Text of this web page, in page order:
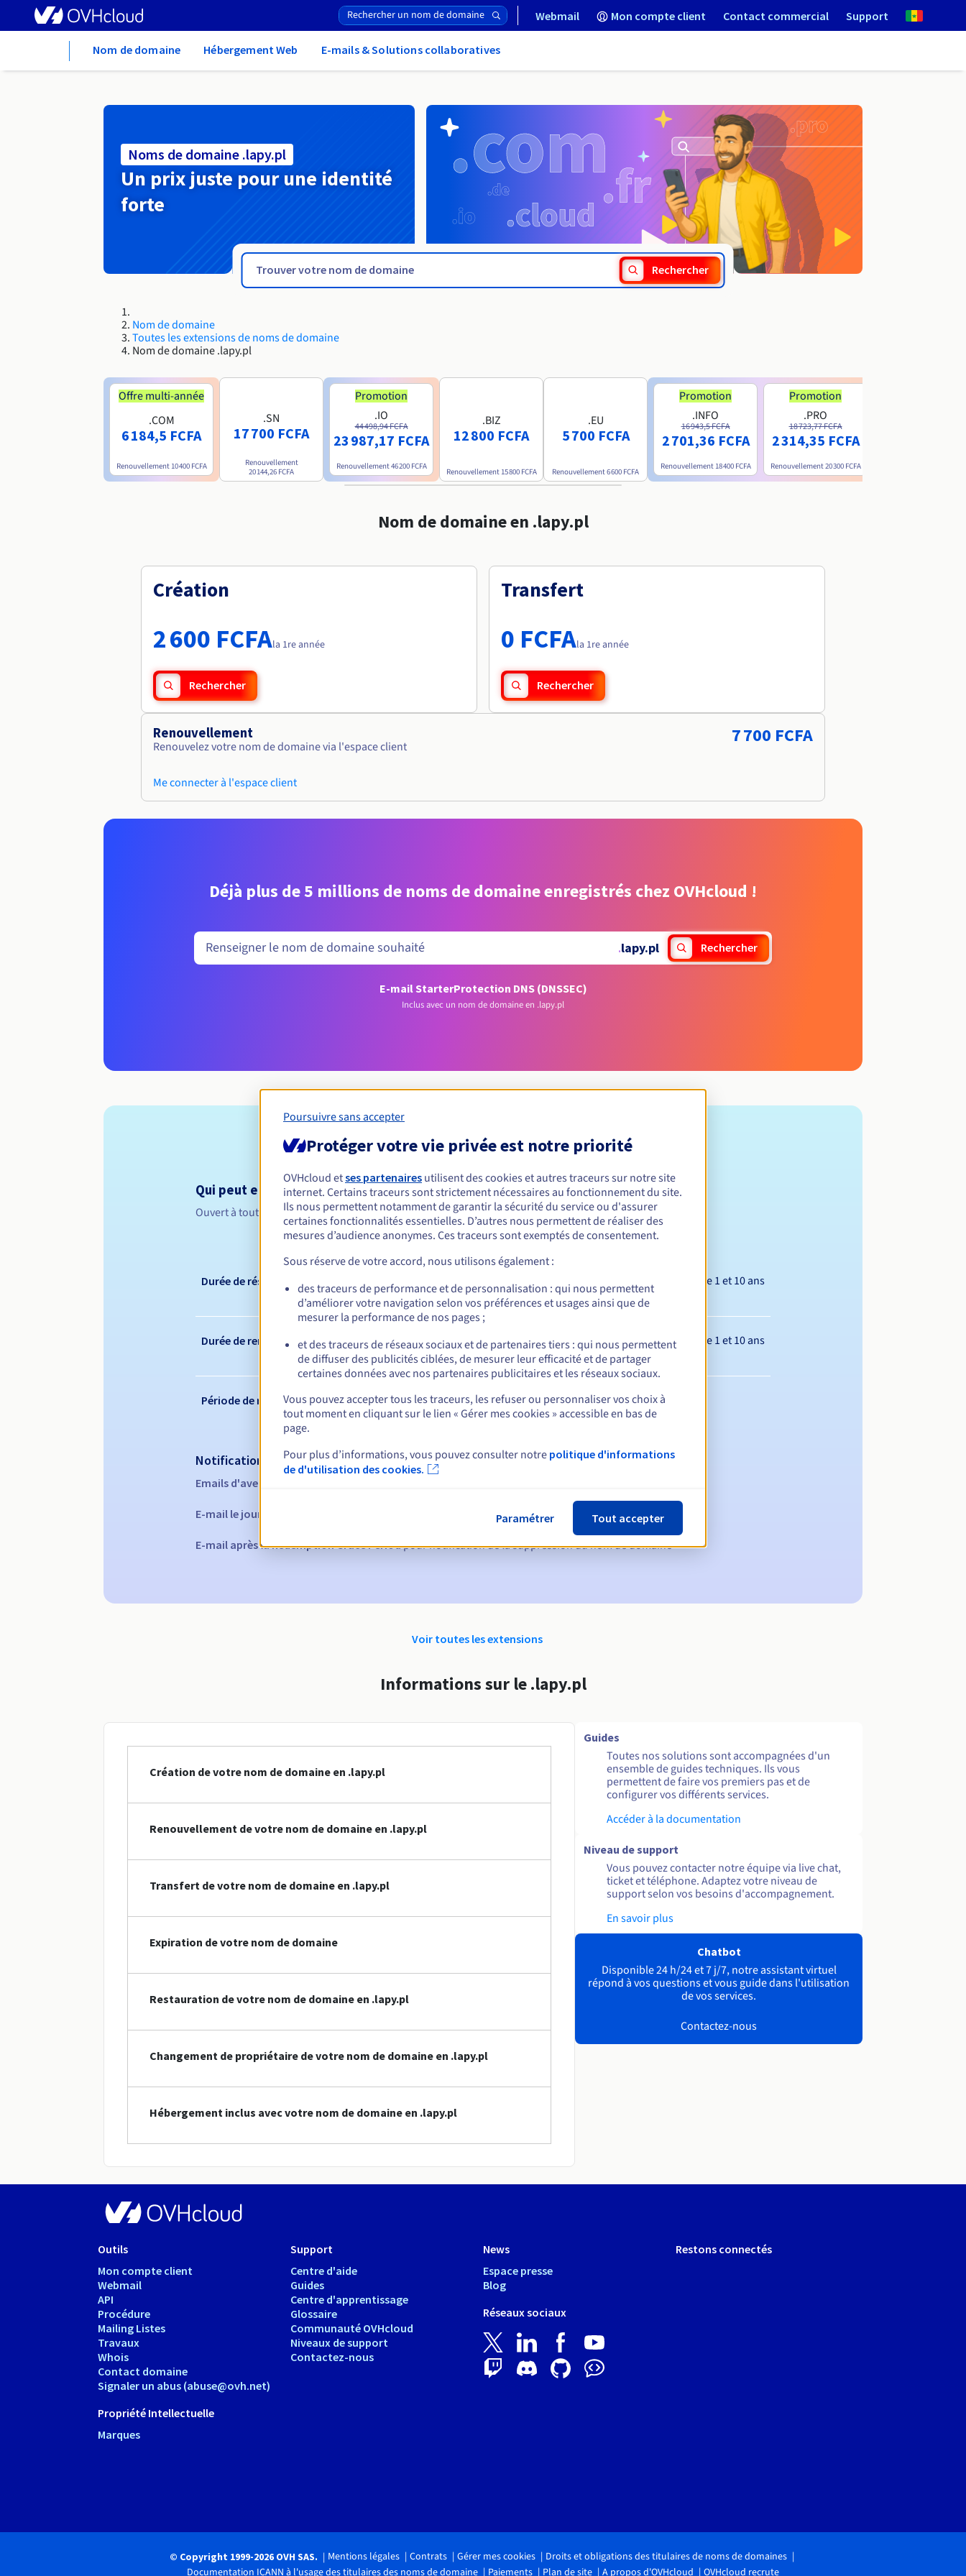
Webmail Mon compte client Contact commercial Support
Nom de domaine Hébergement Web E-mails & Solutions collaboratives
Noms de domaine .lapy.pl
Un prix juste pour une identité
forte
Rechercher
Nom de domaine
Toutes les extensions de noms de domaine
Nom de domaine .lapy.pl
Offre multi-année
.COM
6 184,5 FCFA
Renouvellement 10 400 FCFA
.SN
17 700 FCFA
Renouvellement
20 144,26 FCFA
Promotion
.IO
44 498,94 FCFA
23 987,17 FCFA
Renouvellement46 200 FCFA
.BIZ
12 800 FCFA
Renouvellement 15 800 FCFA
.EU
5 700 FCFA
Renouvellement6 600 FCFA
Promotion
.INFO
16 943,5 FCFA
2 701,36 FCFA
Renouvellement 18 400 FCFA
Promotion
.PRO
18 723,77 FCFA
2 314,35 FCFA
Renouvellement20 300 FCFA
Nom de domaine en .lapy.pl
Création
2 600 FCFAla 1re année
Rechercher
Transfert
0 FCFAla 1re année
Rechercher
Renouvellement
Renouvelez votre nom de domaine via l'espace client
Me connecter à l'espace client
7 700 FCFA
Déjà plus de 5 millions de noms de domaine enregistrés chez OVHcloud !
.lapy.pl Rechercher
E-mail StarterProtection DNS (DNSSEC)
Inclus avec un nom de domaine en .lapy.pl
Conditions d'éligibilité
Qui peut enregistrer un .lapy.pl ?
Ouvert à toutes les personnes physiques ou morales, sans restriction géographique.
Règles de gestion et notifications
Durée de réservation Entre 1 et 10 ans
Durée de renouvellement Entre 1 et 10 ans
Période de rédemption
Notifications automatiques :
Emails d'avertissement :
E-mail le jour de l'expiration pour notification de la suspension du nom de domaine
E-mail après la Redemption Grace Periodpour notification de la suppression du nom de domaine
Voir toutes les extensions
Informations sur le .lapy.pl
Création de votre nom de domaine en .lapy.pl
Renouvellement de votre nom de domaine en .lapy.pl
Transfert de votre nom de domaine en .lapy.pl
Expiration de votre nom de domaine
Restauration de votre nom de domaine en .lapy.pl
Changement de propriétaire de votre nom de domaine en .lapy.pl
Hébergement inclus avec votre nom de domaine en .lapy.pl
Guides
Toutes nos solutions sont accompagnées d'un
ensemble de guides techniques. Ils vous
permettent de faire vos premiers pas et de
configurer vos différents services.
Accéder à la documentation
Niveau de support
Vous pouvez contacter notre équipe via live chat,
ticket et téléphone. Adaptez votre niveau de
support selon vos besoins d'accompagnement.
En savoir plus
Chatbot
Disponible 24 h/24 et 7 j/7, notre assistant virtuel
répond à vos questions et vous guide dans l'utilisation
de vos services.
Contactez-nous
Outils
Mon compte client
Webmail
API
Procédure
Mailing Listes
Travaux
Whois
Contact domaine
Signaler un abus (abuse@ovh.net)
Propriété Intellectuelle
Marques
Support
Centre d'aide
Guides
Centre d'apprentissage
Glossaire
Communauté OVHcloud
Niveaux de support
Contactez-nous
News
Espace presse
Blog
Réseaux sociaux
Restons connectés
© Copyright 1999-2026 OVH SAS. Mentions légales Contrats Gérer mes cookies
Droits et obligations des titulaires de noms de domaines
Documentation ICANN à l'usage des titulaires des noms de domaine
Paiements Plan de site A propos d'OVHcloud OVHcloud recrute
Poursuivre sans accepter
Protéger votre vie privée est notre priorité
OVHcloud etses partenaires utilisent des cookies et autres traceurs sur notre site
internet. Certains traceurs sont strictement nécessaires au fonctionnement du site.
Ils nous permettent notamment de garantir la sécurité du service ou d'assurer
certaines fonctionnalités essentielles. D’autres nous permettent de réaliser des
mesures d’audience anonymes. Ces traceurs sont exemptés de consentement.
Sous réserve de votre accord, nous utilisons également :
des traceurs de performance et de personnalisation : qui nous permettent
d’améliorer votre navigation selon vos préférences et usages ainsi que de
mesurer la performance de nos pages ;
et des traceurs de réseaux sociaux et de partenaires tiers : qui nous permettent
de diffuser des publicités ciblées, de mesurer leur efficacité et de partager
certaines données avec nos partenaires publicitaires et les réseaux sociaux.
Vous pouvez accepter tous les traceurs, les refuser ou personnaliser vos choix à
tout moment en cliquant sur le lien « Gérer mes cookies » accessible en bas de
page.
Pour plus d’informations, vous pouvez consulter notre politique d'informations
de d'utilisation des cookies.
Paramétrer Tout accepter